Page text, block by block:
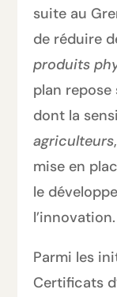
suite au
de réduire
produits
plan repose
dont la
agriculteurs
mise en
le
l’innovation.
Parmi les
Certificats